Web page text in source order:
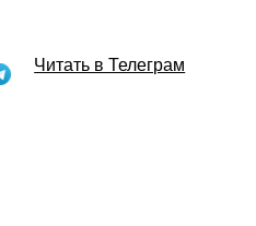
Читать в Телеграм